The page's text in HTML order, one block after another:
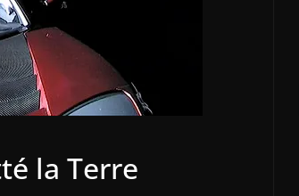
la Terre